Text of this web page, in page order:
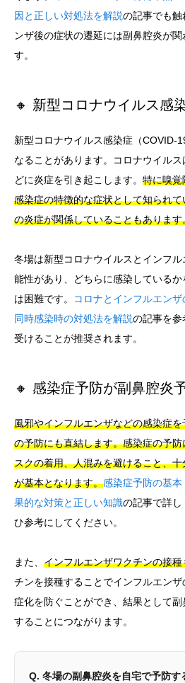
因と正しい対処法を解説の記事でも触
ンザ後の症状の遷延には副鼻腔炎が
す。
🔸 新型コロナウイルス感
新型コロナウイルス感染症（COVID-
なることがあります。コロナウイル
どに炎症を引き起こします。 特に嗅覚
感染症の特徴的な症状として知られ
の炎症が関係していることもあります
冬場は新型コロナウイルスとインフ
能性があり、どちらに感染している
は困難です。
コロナとインフルエン
同時感染時の対処法を解説の記事を参
受けることが推奨されます。
🔸 感染症予防が副鼻腔炎
風邪やインフルエンザなどの感染症
の予防にも直結します。感染症の予
スクの着用、人混みを避けること、
が基本となります。感染症予防の基
果的な対策と正しい知識の記事で詳
ひ参考にしてください。
また、 インフルエンザワクチンの接
チンを接種することでインフルエン
症化を防ぐことができ、結果として
することにつながります。
Q. 冬場の副鼻腔炎を自宅で予防す